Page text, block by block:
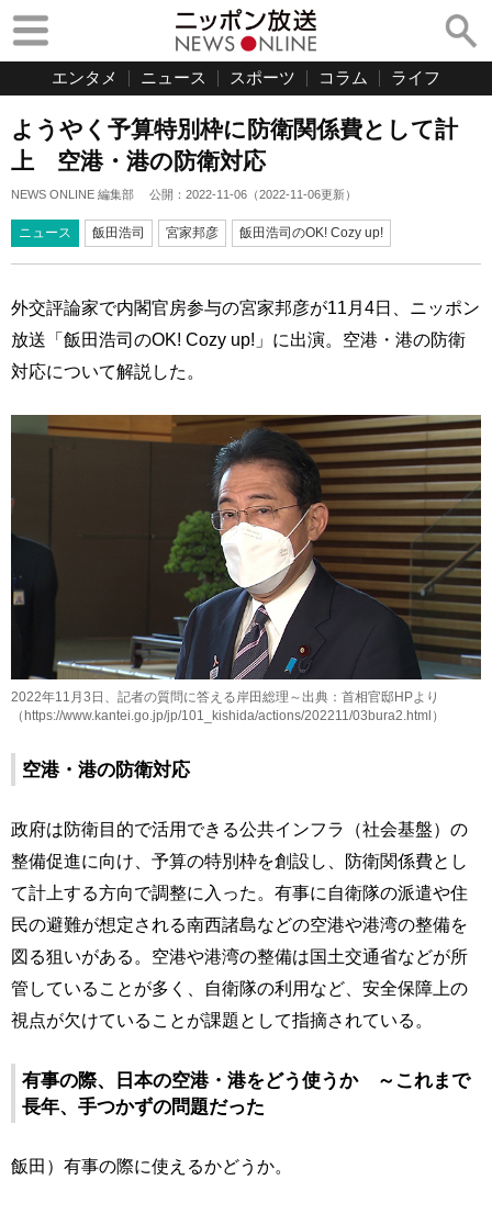
エンタメ ニュース スポーツ コラム ライフ
ようやく予算特別枠に防衛関係費として計
上 空港・港の防衛対応
NEWS ONLINE 編集部 公開： 2022-11-06 （2022-11-06更新）
ニュース 飯田浩司 宮家邦彦 飯田浩司のOK! Cozy up!
外交評論家で内閣官房参与の宮家邦彦が11月4日、ニッポン
放送「飯田浩司のOK! Cozy up!」に出演。空港・港の防衛
対応について解説した。
2022年11月3日、記者の質問に答える岸田総理～出典：首相官邸HPより
（https://www.kantei.go.jp/jp/101_kishida/actions/202211/03bura2.html）
空港・港の防衛対応
政府は防衛目的で活用できる公共インフラ（社会基盤）の
整備促進に向け、予算の特別枠を創設し、防衛関係費とし
て計上する方向で調整に入った。有事に自衛隊の派遣や住
民の避難が想定される南西諸島などの空港や港湾の整備を
図る狙いがある。空港や港湾の整備は国土交通省などが所
管していることが多く、自衛隊の利用など、安全保障上の
視点が欠けていることが課題として指摘されている。
有事の際、日本の空港・港をどう使うか ～これまで
長年、手つかずの問題だった
飯田）有事の際に使えるかどうか。